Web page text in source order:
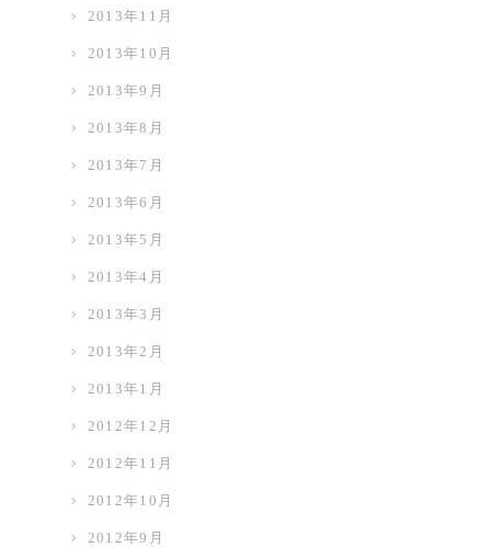
2013年11月
2013年10月
2013年9月
2013年8月
2013年7月
2013年6月
2013年5月
2013年4月
2013年3月
2013年2月
2013年1月
2012年12月
2012年11月
2012年10月
2012年9月